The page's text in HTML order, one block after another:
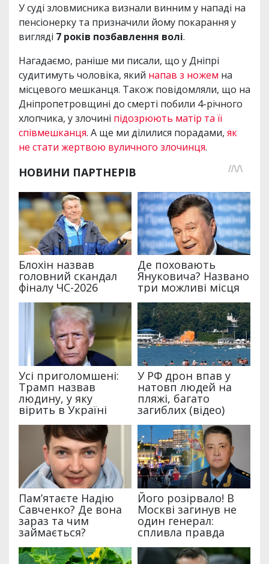
У суді зловмисника визнали винним у нападі на
пенсіонерку та призначили йому покарання у
вигляді 7 років позбавлення волі.
Нагадаємо, раніше ми писали, що у Дніпрі
судитимуть чоловіка, який напав з ножем на
місцевого мешканця. Також повідомляли, що на
Дніпропетровщині до смерті побили 4-річного
хлопчика, у злочині підозрюють матір та її
співмешканця. А ще ми ділилися порадами, як
не стати жертвою вуличного злочинця.